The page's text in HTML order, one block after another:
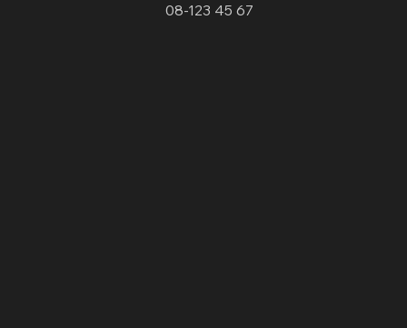
08-123 45 67